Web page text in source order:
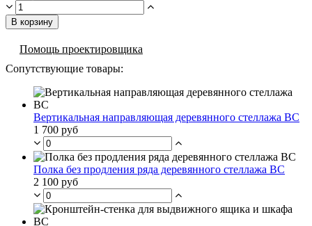
В корзину
Помощь проектировщика
Сопутствующие товары:
Вертикальная направляющая деревянного стеллажа ВС
1 700 руб
Полка без продления ряда деревянного стеллажа ВС
2 100 руб